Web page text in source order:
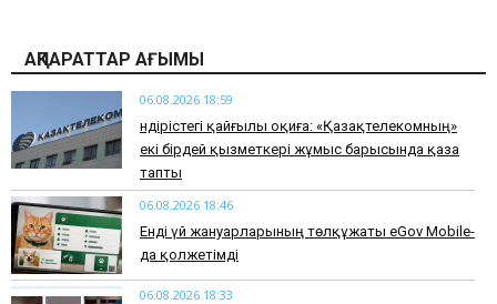
АҚПАРАТТАР АҒЫМЫ
06.08.2026 18:59
Өндірістегі қайғылы оқиға: «Қазақтелекомның»
екі бірдей қызметкері жұмыс барысында қаза
тапты
06.08.2026 18:46
Енді үй жануарларының төлқұжаты eGov Mobile-
да қолжетімді
06.08.2026 18:33